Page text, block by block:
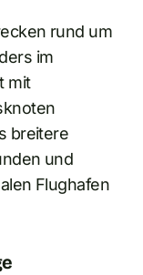
rund um
im
mit
breitere
und
Flughafen